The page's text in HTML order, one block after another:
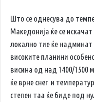
Што се однесува до
Македонија ќе се
локално тие ќе надминат
високите планини
висина од над 1400/1500
ќе врне снег и
степен таа ќе биде под